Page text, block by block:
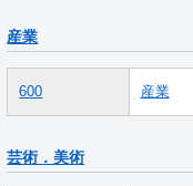
産業
600 産業
芸術．美術